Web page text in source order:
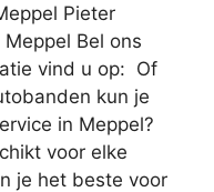
Pieter
Bel ons
vind u op: Of
kun je
in Meppel?
voor elke
je het beste voor